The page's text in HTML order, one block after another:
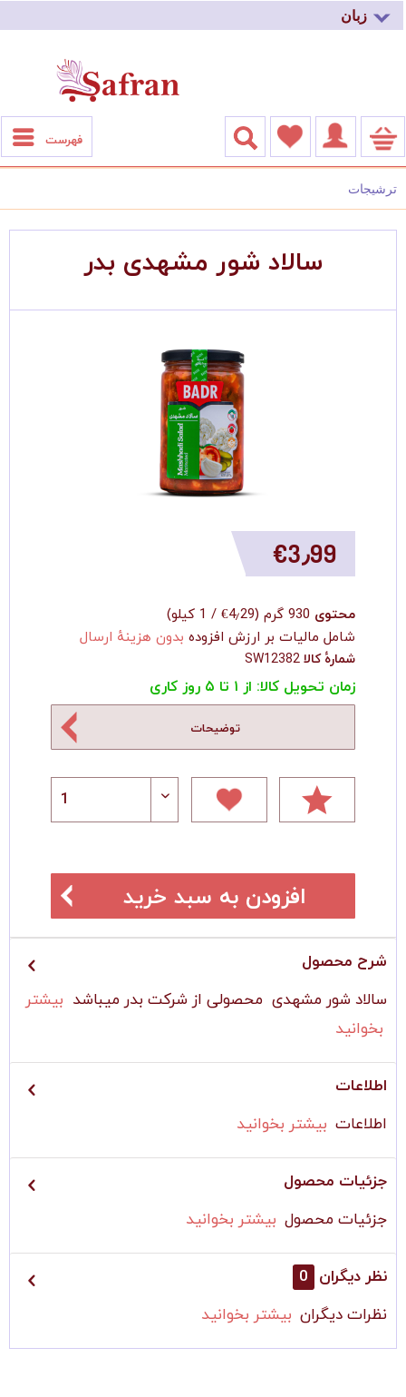
زبان
فهرست
ترشیجات
سالاد شور مشهدی بدر
‎€3٫99
محتوی 930 گرم (‎€4٫29 / 1 کیلو
)
شامل مالیات بر ارزش افزوده بدون هزینهٔ ارسال
شمارهٔ کالا SW12382
زمان تحویل کالا: از ۱ تا ۵ روز کاری
توضیحات
افزودن به سبد خرید
شرح محصول
سالاد شور مشهدی محصولی از شرکت بدر میباشد بیشتر
بخوانید
اطلاعات
اطلاعات بیشتر بخوانید
جزئیات محصول
جزئیات محصول بیشتر بخوانید
نظر دیگران 0
نظرات دیگران بیشتر بخوانید